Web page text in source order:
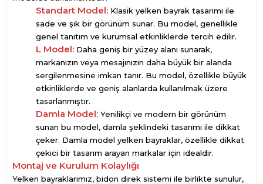
Standart Model: Klasik yelken bayrak tasarımı ile
sade ve şık bir görünüm sunar. Bu model, genellikle
genel tanıtım ve kurumsal etkinliklerde tercih edilir.
L Model: Daha geniş bir yüzey alanı sunarak,
markanızın veya mesajınızın daha büyük bir alanda
sergilenmesine imkan tanır. Bu model, özellikle büyük
etkinliklerde ve geniş alanlarda kullanılmak üzere
tasarlanmıştır.
Damla Model: Yenilikçi ve modern bir görünüm
sunan bu model, damla şeklindeki tasarımı ile dikkat
çeker. Damla model yelken bayraklar, özellikle dikkat
çekici bir tasarım arayan markalar için idealdir.
Montaj ve Kurulum Kolaylığı
Yelken bayraklarımız, bidon direk sistemi ile birlikte sunulur,